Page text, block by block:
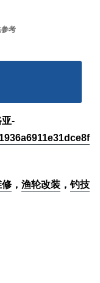
考
-
修 ， 渔轮改装 ，钓技